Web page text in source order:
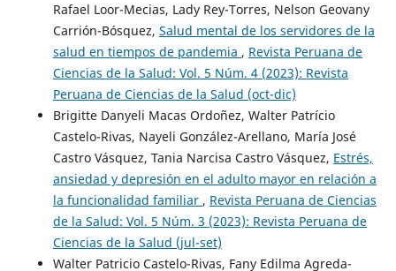
Rafael Loor-Mecias, Lady Rey-Torres, Nelson Geovany
Carrión-Bósquez, Salud mental de los servidores de la
salud en tiempos de pandemia , Revista Peruana de
Ciencias de la Salud: Vol. 5 Núm. 4 (2023): Revista
Peruana de Ciencias de la Salud (oct-dic)
Brigitte Danyeli Macas Ordoñez, Walter Patrício
Castelo-Rivas, Nayeli González-Arellano, María José
Castro Vásquez, Tania Narcisa Castro Vásquez, Estrés,
ansiedad y depresión en el adulto mayor en relación a
la funcionalidad familiar , Revista Peruana de Ciencias
de la Salud: Vol. 5 Núm. 3 (2023): Revista Peruana de
Ciencias de la Salud (jul-set)
Walter Patricio Castelo-Rivas, Fany Edilma Agreda-